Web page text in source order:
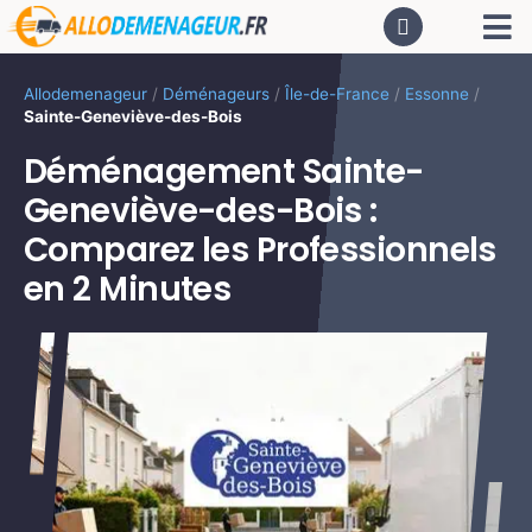
Passer
au
Allodemenageur / Déménageurs / Île-de-France / Essonne /
Sainte-Geneviève-des-Bois
Déménagement Sainte-
Geneviève-des-Bois :
Comparez les Professionnels
en 2 Minutes